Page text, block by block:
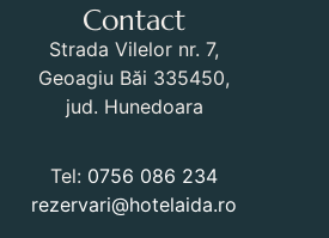
Contact
Strada Vilelor nr. 7,
Geoagiu Băi 335450,
jud. Hunedoara
Tel: 0756 086 234
rezervari@hotelaida.ro